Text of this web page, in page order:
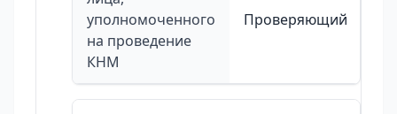
уполномоченного
на проведение
КНМ
Проверяющий